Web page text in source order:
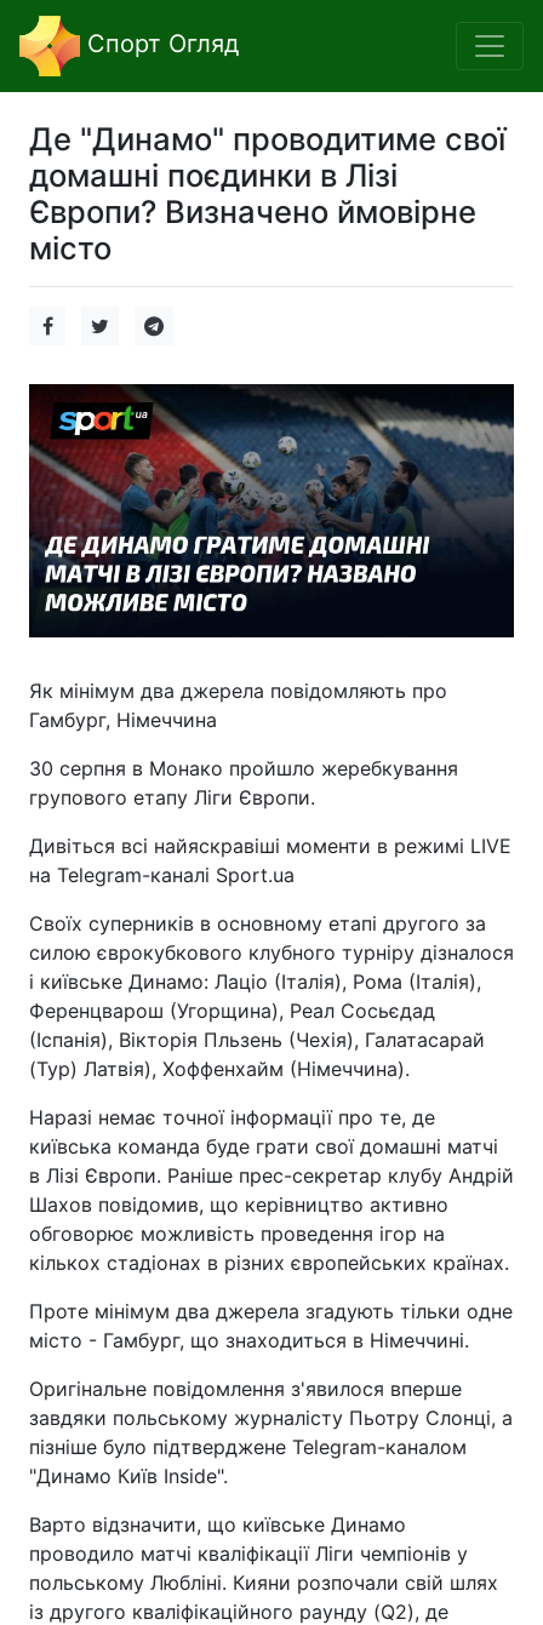
Спорт Огляд
Де "Динамо" проводитиме свої
домашні поєдинки в Лізі
Європи? Визначено ймовірне
місто
Як мінімум два джерела повідомляють про
Гамбург, Німеччина
30 серпня в Монако пройшло жеребкування
групового етапу Ліги Європи.
Дивіться всі найяскравіші моменти в режимі LIVE
на Telegram-каналі Sport.ua
Своїх суперників в основному етапі другого за
силою єврокубкового клубного турніру дізналося
і київське Динамо: Лаціо (Італія), Рома (Італія),
Ференцварош (Угорщина), Реал Сосьєдад
(Іспанія), Вікторія Пльзень (Чехія), Галатасарай
(Тур) Латвія), Хоффенхайм (Німеччина).
Наразі немає точної інформації про те, де
київська команда буде грати свої домашні матчі
в Лізі Європи. Раніше прес-секретар клубу Андрій
Шахов повідомив, що керівництво активно
обговорює можливість проведення ігор на
кількох стадіонах в різних європейських країнах.
Проте мінімум два джерела згадують тільки одне
місто - Гамбург, що знаходиться в Німеччині.
Оригінальне повідомлення з'явилося вперше
завдяки польському журналісту Пьотру Слонці, а
пізніше було підтверджене Telegram-каналом
"Динамо Київ Inside".
Варто відзначити, що київське Динамо
проводило матчі кваліфікації Ліги чемпіонів у
польському Любліні. Кияни розпочали свій шлях
із другого кваліфікаційного раунду (Q2), де